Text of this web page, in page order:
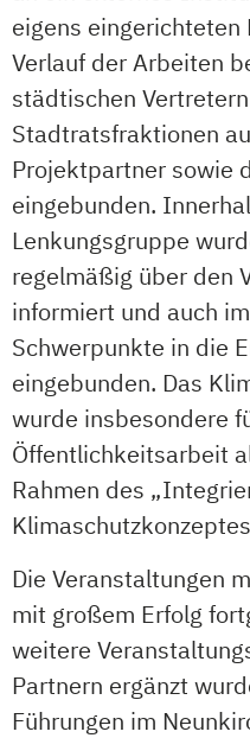
eigens
Verlauf der Arbeiten
städtischen
Stadtratsfraktionen
Projektpartner sowie
eingebunden.
Lenkungsgruppe
regelmäßig über den
informiert und auch
Schwerpunkte in die
eingebunden. Das
wurde insbesondere
Öffentlichkeitsarbeit
Rahmen des
Die Veranstaltungen
mit großem Erfolg
weitere
Partnern ergänzt
Führungen im